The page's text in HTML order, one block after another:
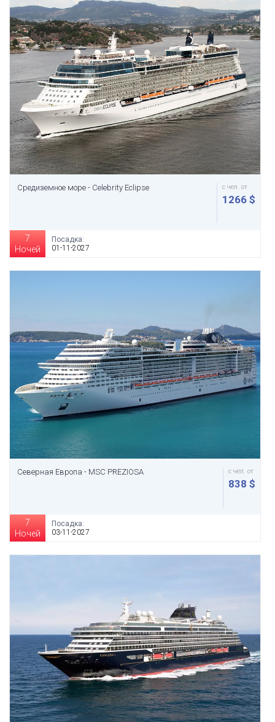
Средиземное море - Celebrity Eclipse с чел. от
1266 $
7
Ночей
Посадка:
01-11-2027
Северная Европа - MSC PREZIOSA с чел. от
838 $
7
Ночей
Посадка:
03-11-2027